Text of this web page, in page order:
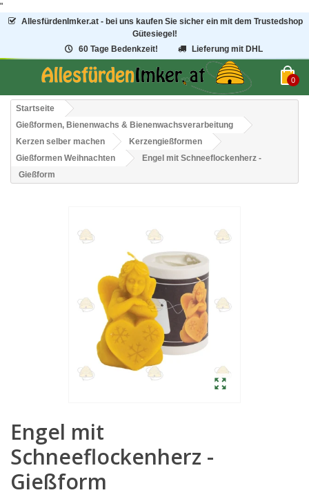
"
AllesfürdenImker.at - bei uns kaufen Sie sicher ein mit dem Trustedshop
Gütesiegel!
60 Tage Bedenkzeit!
Lieferung mit DHL
0
Startseite
Gießformen, Bienenwachs & Bienenwachsverarbeitung
Kerzen selber machen
Kerzengießformen
Gießformen Weihnachten
Engel mit Schneeflockenherz -
Gießform
Engel mit
Schneeflockenherz -
Gießform